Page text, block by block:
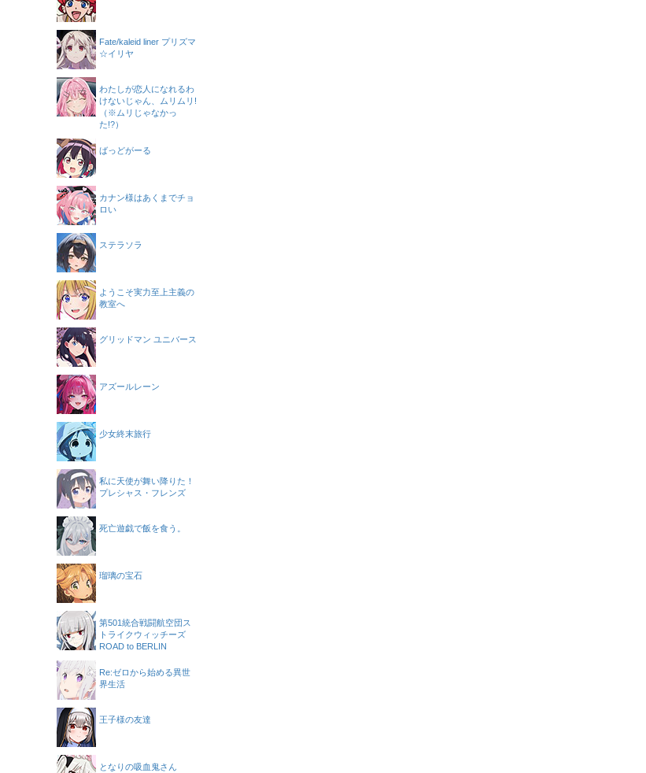
Fate/kaleid liner プリズマ
☆イリヤ
わたしが恋人になれるわ
けないじゃん、ムリムリ!
（※ムリじゃなかっ
た!?）
ばっどがーる
カナン様はあくまでチョ
ロい
ステラソラ
ようこそ実力至上主義の
教室へ
グリッドマン ユニバース
アズールレーン
少女終末旅行
私に天使が舞い降りた！
プレシャス・フレンズ
死亡遊戯で飯を食う。
瑠璃の宝石
第501統合戦闘航空団ス
トライクウィッチーズ
ROAD to BERLIN
Re:ゼロから始める異世
界生活
王子様の友達
となりの吸血鬼さん